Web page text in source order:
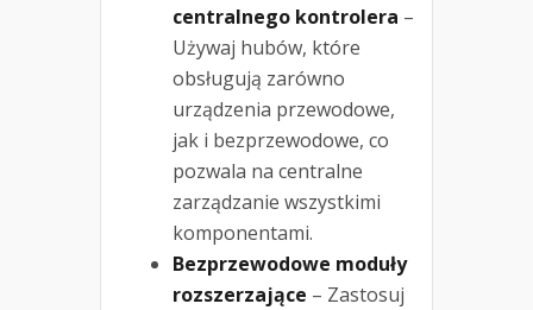
centralnego kontrolera –
Używaj hubów, które
obsługują zarówno
urządzenia przewodowe,
jak i bezprzewodowe, co
pozwala na centralne
zarządzanie wszystkimi
komponentami.
Bezprzewodowe moduły
rozszerzające – Zastosuj